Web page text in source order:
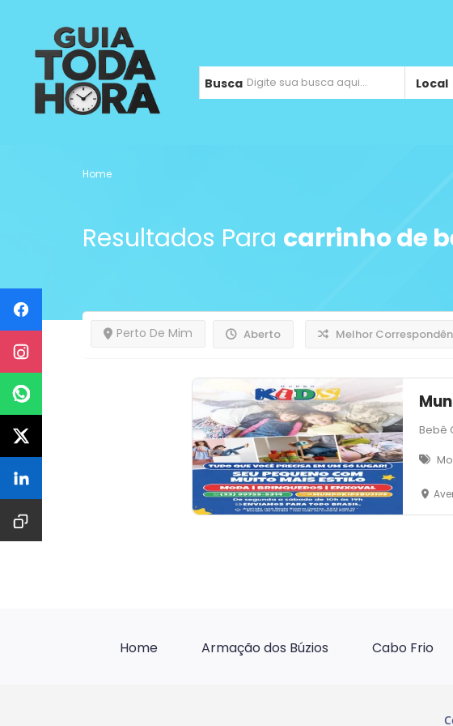
Busca Local
Home
Resultados Para carrinho de
Aberto
Perto De Mim Melhor
Bebê
Home Armação dos Búzios Cabo Frio